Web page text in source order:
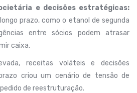
e decisões estratégicas:
prazo, como o etanol de segunda
entre sócios podem atrasar
caixa.
receitas voláteis e decisões
criou um cenário de tensão de
de reestruturação.